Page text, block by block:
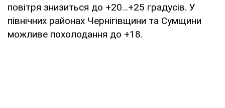
повітря знизиться до +20…+25 градусів. У
північних районах Чернігівщини та Сумщини
можливе похолодання до +18.